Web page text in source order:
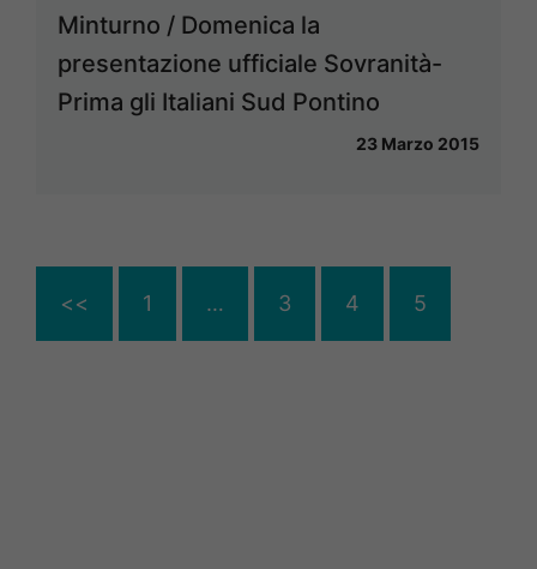
Minturno / Domenica la
presentazione ufficiale Sovranità-
Prima gli Italiani Sud Pontino
23 Marzo 2015
<< 1 … 3 4 5